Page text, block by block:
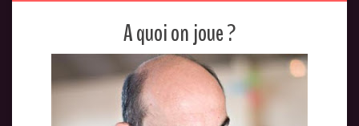
A quoi on joue ?